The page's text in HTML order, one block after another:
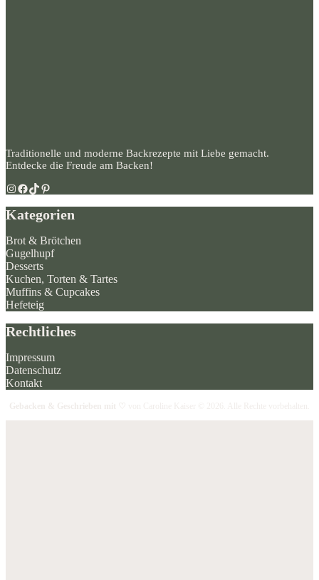
Traditionelle und moderne Backrezepte mit Liebe gemacht.
Entdecke die Freude am Backen!
Instagram
Facebook
TikTokPinterest
Kategorien
Brot & Brötchen
Gugelhupf
Desserts
Kuchen, Torten & Tartes
Muffins & Cupcakes
Hefeteig
Rechtliches
Impressum
Datenschutz
Kontakt